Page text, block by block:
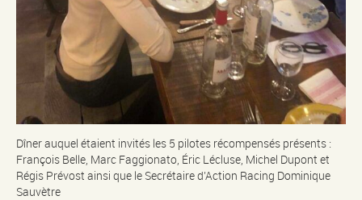
Dîner auquel étaient invités les 5 pilotes récompensés présents :
François Belle, Marc Faggionato, Éric Lécluse, Michel Dupont et
Régis Prévost ainsi que le Secrétaire d’Action Racing Dominique
Sauvètre